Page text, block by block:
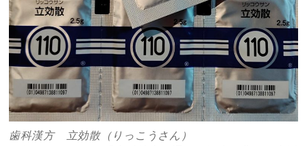
歯科漢方 立効散（りっこうさん）